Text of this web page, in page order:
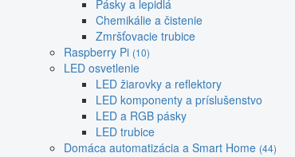
Pásky a lepidlá
Chemikálie a čistenie
Zmršťovacie trubice
Raspberry Pi (10)
LED osvetlenie
LED žiarovky a reflektory
LED komponenty a príslušenstvo
LED a RGB pásky
LED trubice
Domáca automatizácia a Smart Home (44)